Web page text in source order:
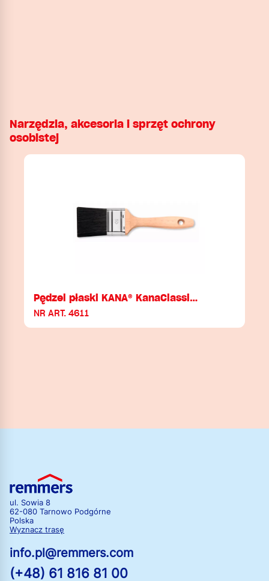
Narzędzia, akcesoria i sprzęt ochrony
osobistej
Pędzel płaski KANA® KanaClassi…
NR ART. 4611
ul. Sowia 8
62-080 Tarnowo Podgórne
Polska
Wyznacz trasę
info.pl@remmers.com
(+48) 61 816 81 00